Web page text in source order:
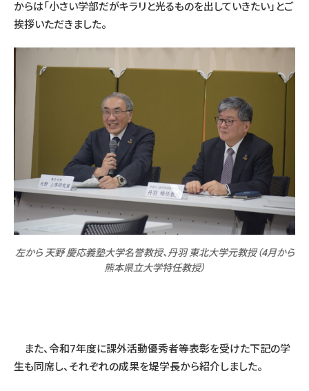
からは「小さい学部だがキラリと光るものを出していきたい」とご
挨拶いただきました。
左から 天野 慶応義塾大学名誉教授、丹羽 東北大学元教授（4月から
熊本県立大学特任教授）
また、令和7年度に課外活動優秀者等表彰を受けた下記の学
生も同席し、それぞれの成果を堤学長から紹介しました。